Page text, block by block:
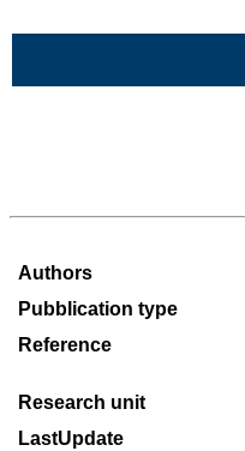
Authors
Pubblication type
Reference
Research unit
LastUpdate